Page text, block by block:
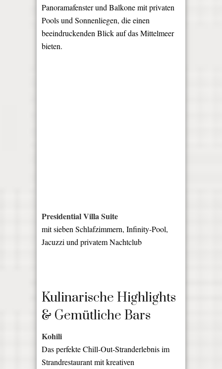
Panoramafenster und Balkone mit privaten
Pools und Sonnenliegen, die einen
beeindruckenden Blick auf das Mittelmeer
bieten.
Presidential Villa Suite
mit sieben Schlafzimmern, Infinity-Pool,
Jacuzzi und privatem Nachtclub
Kulinarische Highlights
& Gemütliche Bars
Kohili
Das perfekte Chill-Out-Stranderlebnis im
Strandrestaurant mit kreativen